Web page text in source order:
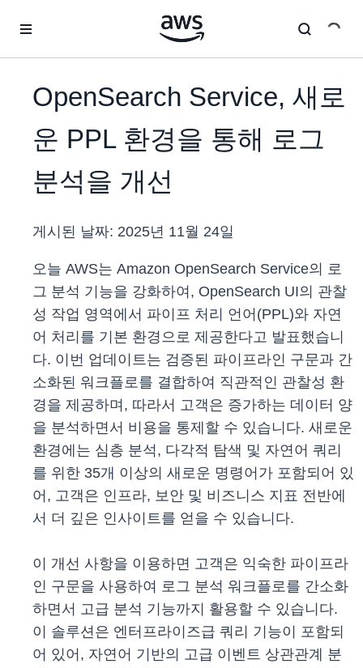
OpenSearch Service, 새로
운 PPL 환경을 통해 로그
분석을 개선
게시된 날짜: 2025년 11월 24일
오늘 AWS는 Amazon OpenSearch Service의 로
그 분석 기능을 강화하여, OpenSearch UI의 관찰
성 작업 영역에서 파이프 처리 언어(PPL)와 자연
어 처리를 기본 환경으로 제공한다고 발표했습니
다. 이번 업데이트는 검증된 파이프라인 구문과 간
소화된 워크플로를 결합하여 직관적인 관찰성 환
경을 제공하며, 따라서 고객은 증가하는 데이터 양
을 분석하면서 비용을 통제할 수 있습니다. 새로운
환경에는 심층 분석, 다각적 탐색 및 자연어 쿼리
를 위한 35개 이상의 새로운 명령어가 포함되어 있
어, 고객은 인프라, 보안 및 비즈니스 지표 전반에
서 더 깊은 인사이트를 얻을 수 있습니다.
이 개선 사항을 이용하면 고객은 익숙한 파이프라
인 구문을 사용하여 로그 분석 워크플로를 간소화
하면서 고급 분석 기능까지 활용할 수 있습니다.
이 솔루션은 엔터프라이즈급 쿼리 기능이 포함되
어 있어, 자연어 기반의 고급 이벤트 상관관계 분